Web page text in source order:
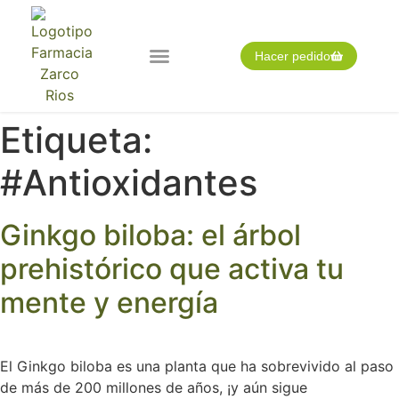
Hacer pedido
Etiqueta:
#Antioxidantes
Ginkgo biloba: el árbol
prehistórico que activa tu
mente y energía
El Ginkgo biloba es una planta que ha sobrevivido al paso
de más de 200 millones de años, ¡y aún sigue